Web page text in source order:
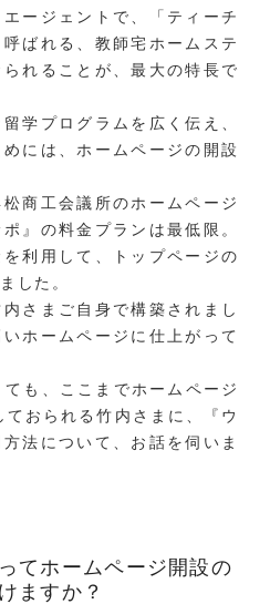
ージェントで、「ティーチ
ばれる、教師宅ホームステ
れることが、最大の特長で
学プログラムを広く伝え、
には、ホームページの開設
商工会議所のホームページ
』の料金プランは最低限。
利用して、トップページの
した。
さまご自身で構築されまし
ホームページに仕上がって
ても、ここまでホームページ
おられる竹内さまに、『ウ
法について、お話を伺いま
てホームページ開設の
ますか？